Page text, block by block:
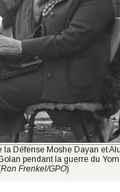
Défense Moshe Dayan et
pendant la guerre du
Ron Frenkel/GPO)